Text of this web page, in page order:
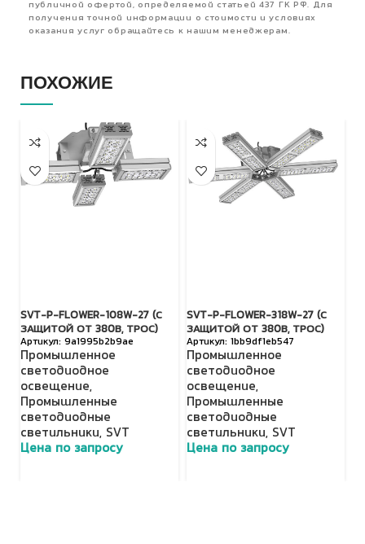
публичной офертой, определяемой статьей 437 ГК РФ. Для
получения точной информации о стоимости и условиях
оказания услуг обращайтесь к нашим менеджерам.
ПОХОЖИЕ
SVT-P-FLOWER-108W-27 (С
ЗАЩИТОЙ ОТ 380В, ТРОС)
9a1995b2b9ae
Промышленное
светодиодное
освещение,
Промышленные
светодиодные
светильники, SVT
Цена по запросу
SVT-P-FLOWER-318W-27 (С
ЗАЩИТОЙ ОТ 380В, ТРОС)
1bb9df1eb547
Промышленное
светодиодное
освещение,
Промышленные
светодиодные
светильники, SVT
Цена по запросу